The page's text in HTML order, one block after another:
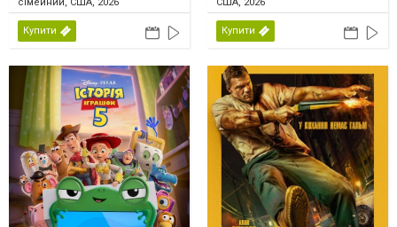
сімейний, США, 2026
Купити
США, 2026
Купити